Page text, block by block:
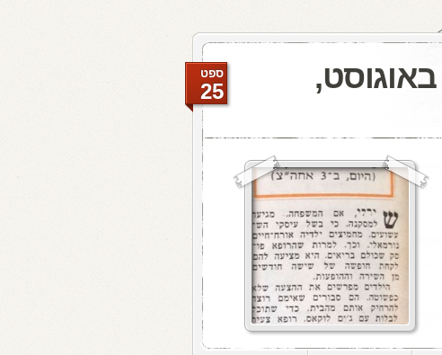
כותרות האתמול: 3 באוגוסט,
ספט
25